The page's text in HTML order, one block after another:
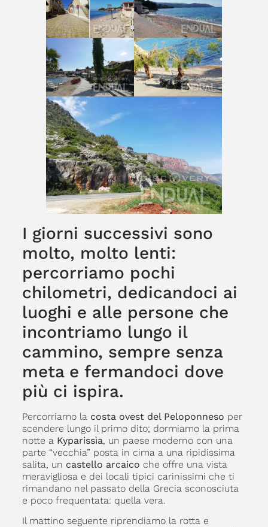
I giorni successivi sono
molto, molto lenti:
percorriamo pochi
chilometri, dedicandoci ai
luoghi e alle persone che
incontriamo lungo il
cammino, sempre senza
meta e fermandoci dove
più ci ispira.
Percorriamo la costa ovest del Peloponneso per
scendere lungo il primo dito; dormiamo la prima
notte a Kyparissìa, un paese moderno con una
parte “vecchia” posta in cima a una ripidissima
salita, un castello arcaico che offre una vista
meravigliosa e dei locali tipici carinissimi che ti
rimandano nel passato della Grecia sconosciuta
e poco frequentata: quella vera.
Il mattino seguente riprendiamo la rotta e